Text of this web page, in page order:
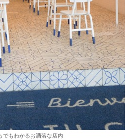
でもわかるお洒落な店内